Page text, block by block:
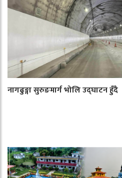
नागढुङ्गा सुरुङमार्ग भोलि उद्घाटन हुँदै